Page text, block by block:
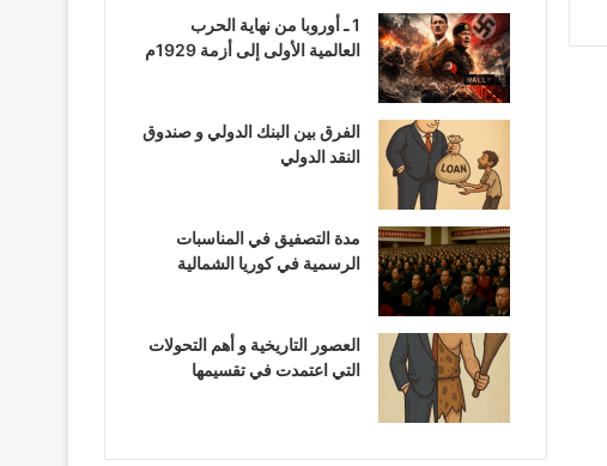
1 ـ أوروبا من نهاية الحرب
العالمية الأولى إلى أزمة 1929م
الفرق بين البنك الدولي و صندوق
النقد الدولي
مدة التصفيق في المناسبات
الرسمية في كوريا الشمالية
العصور التاريخية و أهم التحولات
التي اعتمدت في تقسيمها